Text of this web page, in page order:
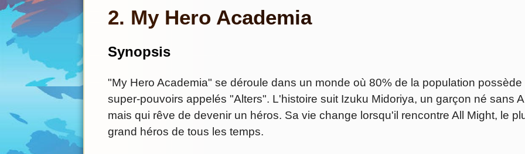
2. My Hero Academia
Synopsis
"My Hero Academia" se déroule dans un monde où 80% de la population possède
super-pouvoirs appelés "Alters". L'histoire suit Izuku Midoriya, un garçon né sans
mais qui rêve de devenir un héros. Sa vie change lorsqu'il rencontre All Might, le
grand héros de tous les temps.